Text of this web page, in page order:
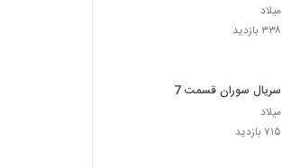
میلاد
۳۳۸ بازدید
سریال سوران قسمت 7
میلاد
۷۱۵ بازدید